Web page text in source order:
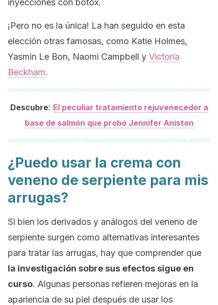
inyecciones con bótox.
¡Pero no es la única! La han seguido en esta
elección otras famosas, como Katie Holmes,
Yasmin Le Bon, Naomi Campbell y Victoria
Beckham.
Descubre: El peculiar tratamiento rejuvenecedor a
base de salmón que probó Jennifer Aniston
¿Puedo usar la crema con
veneno de serpiente para mis
arrugas?
Si bien los derivados y análogos del veneno de
serpiente surgen como alternativas interesantes
para tratar las arrugas, hay que comprender que
la investigación sobre sus efectos sigue en
curso. Algunas personas refieren mejoras en la
apariencia de su piel después de usar los